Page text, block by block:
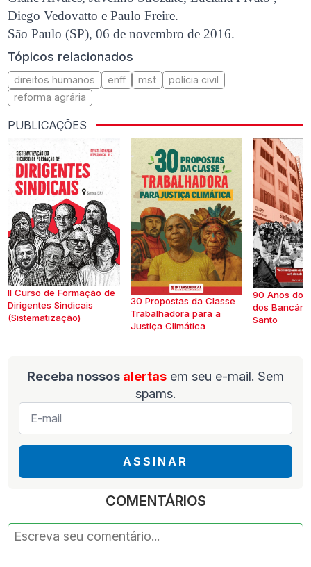
Diego Vedovatto e Paulo Freire.
São Paulo (SP), 06 de novembro de 2016.
Tópicos relacionados
direitos humanos enff mst
polícia civil
reforma agrária
PUBLICAÇÕES
II Curso de Formação de
Dirigentes Sindicais
(Sistematização)
30 Propostas da Classe
Trabalhadora para a
Justiça Climática
90 Anos do
dos
Santo
Receba nossos alertas em seu e-mail. Sem
spams.
E-
mail
ASSINAR
COMENTÁRIOS